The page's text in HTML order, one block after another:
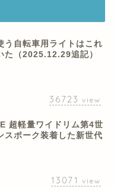
う自転車用ライトはこれ
た（2025.12.29追記）
36723 view
超軽量ワイドリム第4世
スポーク装着した新世代
13071 view